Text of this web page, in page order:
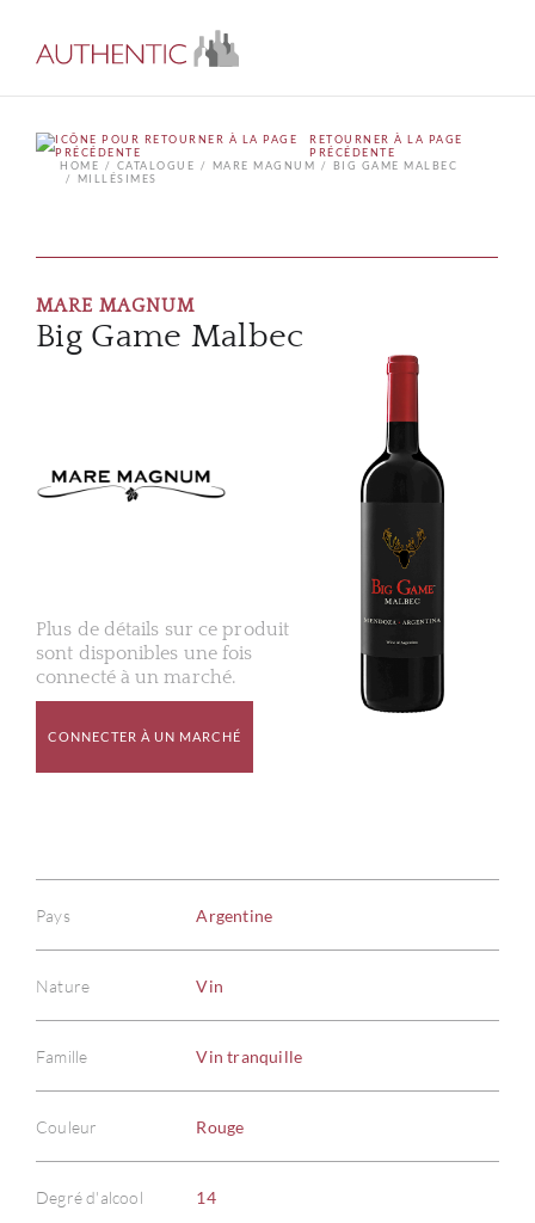
RETOURNER À LA PAGE
PRÉCÉDENTE
HOME
CATALOGUE MARE MAGNUM
BIG GAME MALBEC
MILLÉSIMES
MARE MAGNUM
Big Game Malbec
Plus de détails sur ce produit
sont disponibles une fois
connecté à un marché.
CONNECTER À UN MARCHÉ
Pays Argentine
Nature Vin
Famille Vin tranquille
Couleur Rouge
Degré d'alcool 14